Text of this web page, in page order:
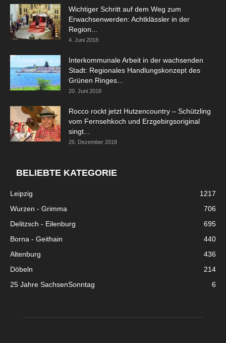
Wichtiger Schritt auf dem Weg zum
Erwachsenwerden: Achtklässler in der
Region...
4. Juni 2018
Interkommunale Arbeit in der wachsenden
Stadt: Regionales Handlungskonzept des
Grünen Ringes...
20. Juni 2018
Rocco rockt jetzt Hutzencountry – Schützling
vom Fernsehkoch und Erzgebirgsoriginal
singt...
26. Dezember 2018
BELIEBTE KATEGORIE
Leipzig
1217
Wurzen - Grimma
706
Delitzsch - Eilenburg
695
Borna - Geithain
440
Altenburg
436
Döbeln
214
25 Jahre SachsenSonntag
6